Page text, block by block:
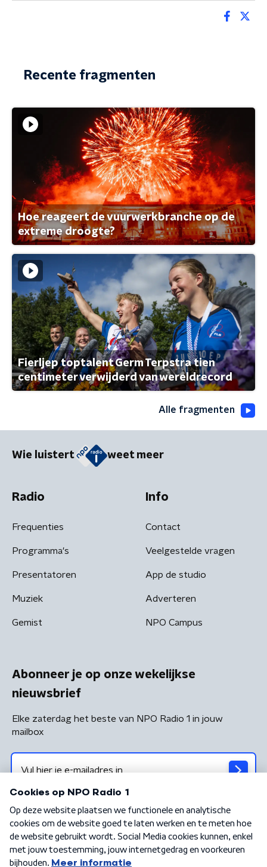
Recente fragmenten
Hoe reageert de vuurwerkbranche op de
extreme droogte?
Fierljep toptalent Germ Terpstra tien
centimeter verwijderd van wereldrecord
Alle fragmenten
Wie luistert weet meer
Radio
Frequenties
Programma's
Presentatoren
Muziek
Gemist
Info
Contact
Veelgestelde vragen
App de studio
Adverteren
NPO Campus
Abonneer je op onze wekelijkse
nieuwsbrief
Elke zaterdag het beste van NPO Radio 1 in jouw
mailbox
Algemene voorwaarden